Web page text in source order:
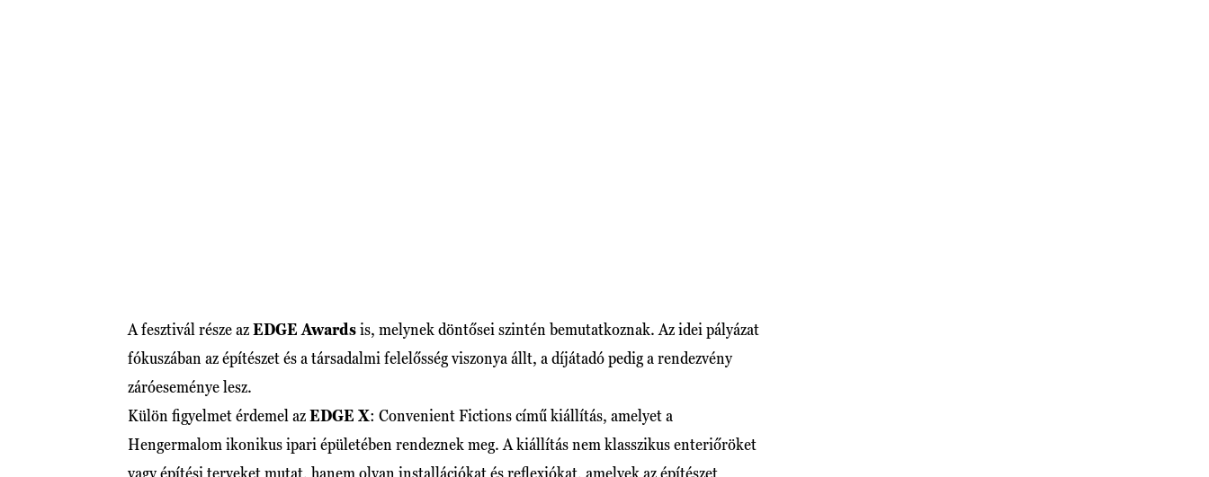
A fesztivál része azEDGE Awardsis, melynek döntősei szintén bemutatkoznak. Az idei pályázat
fókuszában az építészet és a társadalmi felelősség viszonya állt, a díjátadó pedig a rendezvény
záróeseménye lesz.
Külön figyelmet érdemel azEDGE X: Convenient Fictions című kiállítás, amelyet a
Hengermalom ikonikus ipari épületében rendeznek meg. A kiállítás nem klasszikus enteriőröket